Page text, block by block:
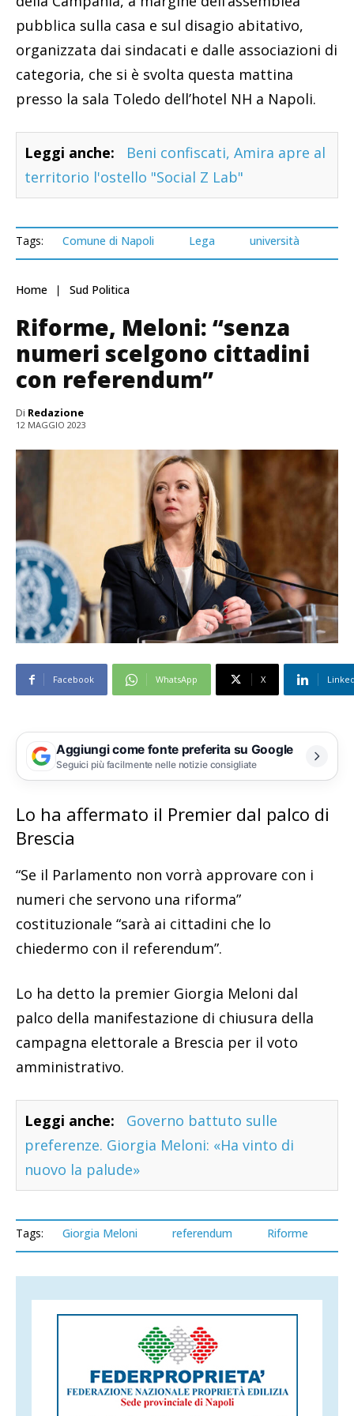
pubblica sulla casa e sul disagio abitativo,
organizzata dai sindacati e dalle associazioni di
categoria, che si è svolta questa mattina
presso la sala Toledo dell’hotel NH a Napoli.
Leggi anche:
Beni confiscati, Amira apre al
territorio l'ostello "Social Z Lab"
Tags: Comune di Napoli Lega università
Home Sud Politica
Riforme, Meloni: “senza
numeri scelgono cittadini
con referendum”
Di Redazione
12 MAGGIO 2023
Facebook WhatsApp X
Aggiungi come fonte preferita su Google
Seguici più facilmente nelle notizie consigliate
Lo ha affermato il Premier dal palco di
Brescia
“Se il Parlamento non vorrà approvare con i
numeri che servono una riforma”
costituzionale “sarà ai cittadini che lo
chiedermo con il referendum”.
Lo ha detto la premier Giorgia Meloni dal
palco della manifestazione di chiusura della
campagna elettorale a Brescia per il voto
amministrativo.
Leggi anche:
Governo battuto sulle
preferenze. Giorgia Meloni: «Ha vinto di
nuovo la palude»
Tags: Giorgia Meloni referendum Riforme